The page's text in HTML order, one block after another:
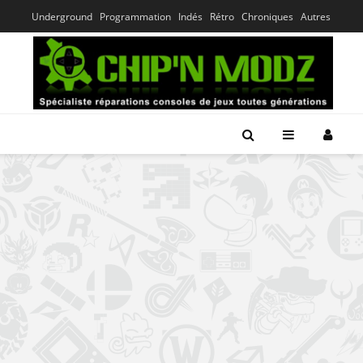
Underground Programmation Indés Rétro Chroniques Autres